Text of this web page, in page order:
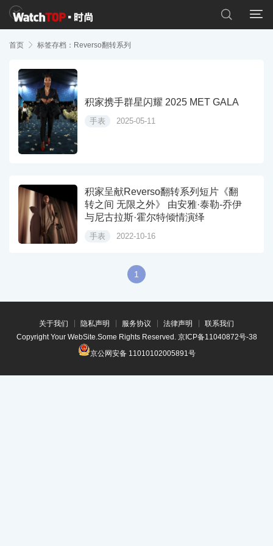


首页  标签存档：Reverso翻转系列
积家携手群星闪耀 2025 MET GALA
手表 2025-05-11
积家呈献Reverso翻转系列短片《翻
转之间 无限之外》 由安雅·泰勒-乔伊
与尼古拉斯·霍尔特倾情演绎
手表 2022-10-16
1
关于我们 隐私声明 服务协议 法律声明
联系我们
Copyright Your WebSite.Some Rights Reserved. 京ICP备11040872号-38
京公网安备 11010102005891号